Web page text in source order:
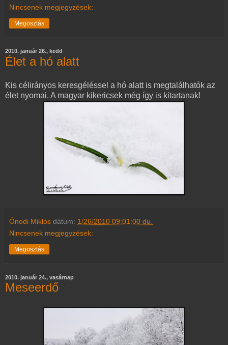
Nincsenek megjegyzések:
Megosztás
2010. január 26., kedd
Élet a hó alatt
Kis célirányos keresgéléssel a hó alatt is megtalálhatók az
élet nyomai. A magyar kikericsek még így is kitartanak!
Ónodi Miklós dátum: 1/26/2010 09:01:00 du.
Nincsenek megjegyzések:
Megosztás
2010. január 24., vasárnap
Meseerdő